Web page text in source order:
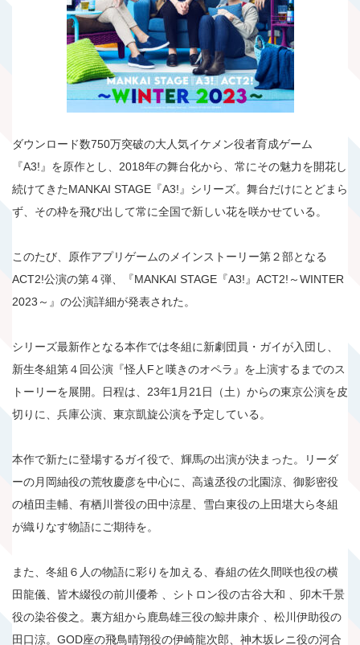
ダウンロード数750万突破の大人気イケメン役者育成ゲーム
『A3!』を原作とし、2018年の舞台化から、常にその魅力を開花し
続けてきたMANKAI STAGE『A3!』シリーズ。舞台だけにとどまら
ず、その枠を飛び出して常に全国で新しい花を咲かせている。
このたび、原作アプリゲームのメインストーリー第２部となる
ACT2!公演の第４弾、『MANKAI STAGE『A3!』ACT2!～WINTER
2023～』の公演詳細が発表された。
シリーズ最新作となる本作では冬組に新劇団員・ガイが入団し、
新生冬組第４回公演『怪人Fと嘆きのオペラ』を上演するまでのス
トーリーを展開。日程は、23年1月21日（土）からの東京公演を皮
切りに、兵庫公演、東京凱旋公演を予定している。
本作で新たに登場するガイ役で、輝馬の出演が決まった。リーダ
ーの月岡紬役の荒牧慶彦を中心に、高遠丞役の北園涼、御影密役
の植田圭輔、有栖川誉役の田中涼星、雪白東役の上田堪大ら冬組
が織りなす物語にご期待を。
また、冬組６人の物語に彩りを加える、春組の佐久間咲也役の横
田龍儀、皆木綴役の前川優希 、シトロン役の古谷大和 、卯木千景
役の染谷俊之。裏方組から鹿島雄三役の鯨井康介 、松川伊助役の
田口涼。GOD座の飛鳥晴翔役の伊崎龍次郎、神木坂レニ役の河合